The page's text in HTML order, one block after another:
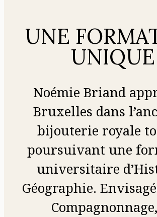
UNE
UNIQUE
Noémie Briand
Bruxelles dans
bijouterie royale
poursuivant une
universitaire
Géographie.